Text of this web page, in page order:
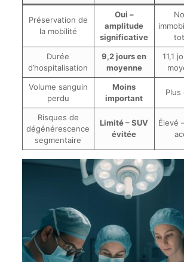
Préservation de
la mobilité
Oui –
amplitude
significative
Durée
d’hospitalisation
9,2 jours en
moyenne
11,1
Volume sanguin
perdu
Moins
important
Plus
Risques de
dégénérescence
segmentaire
Limité – SUV
évitée
Élevé